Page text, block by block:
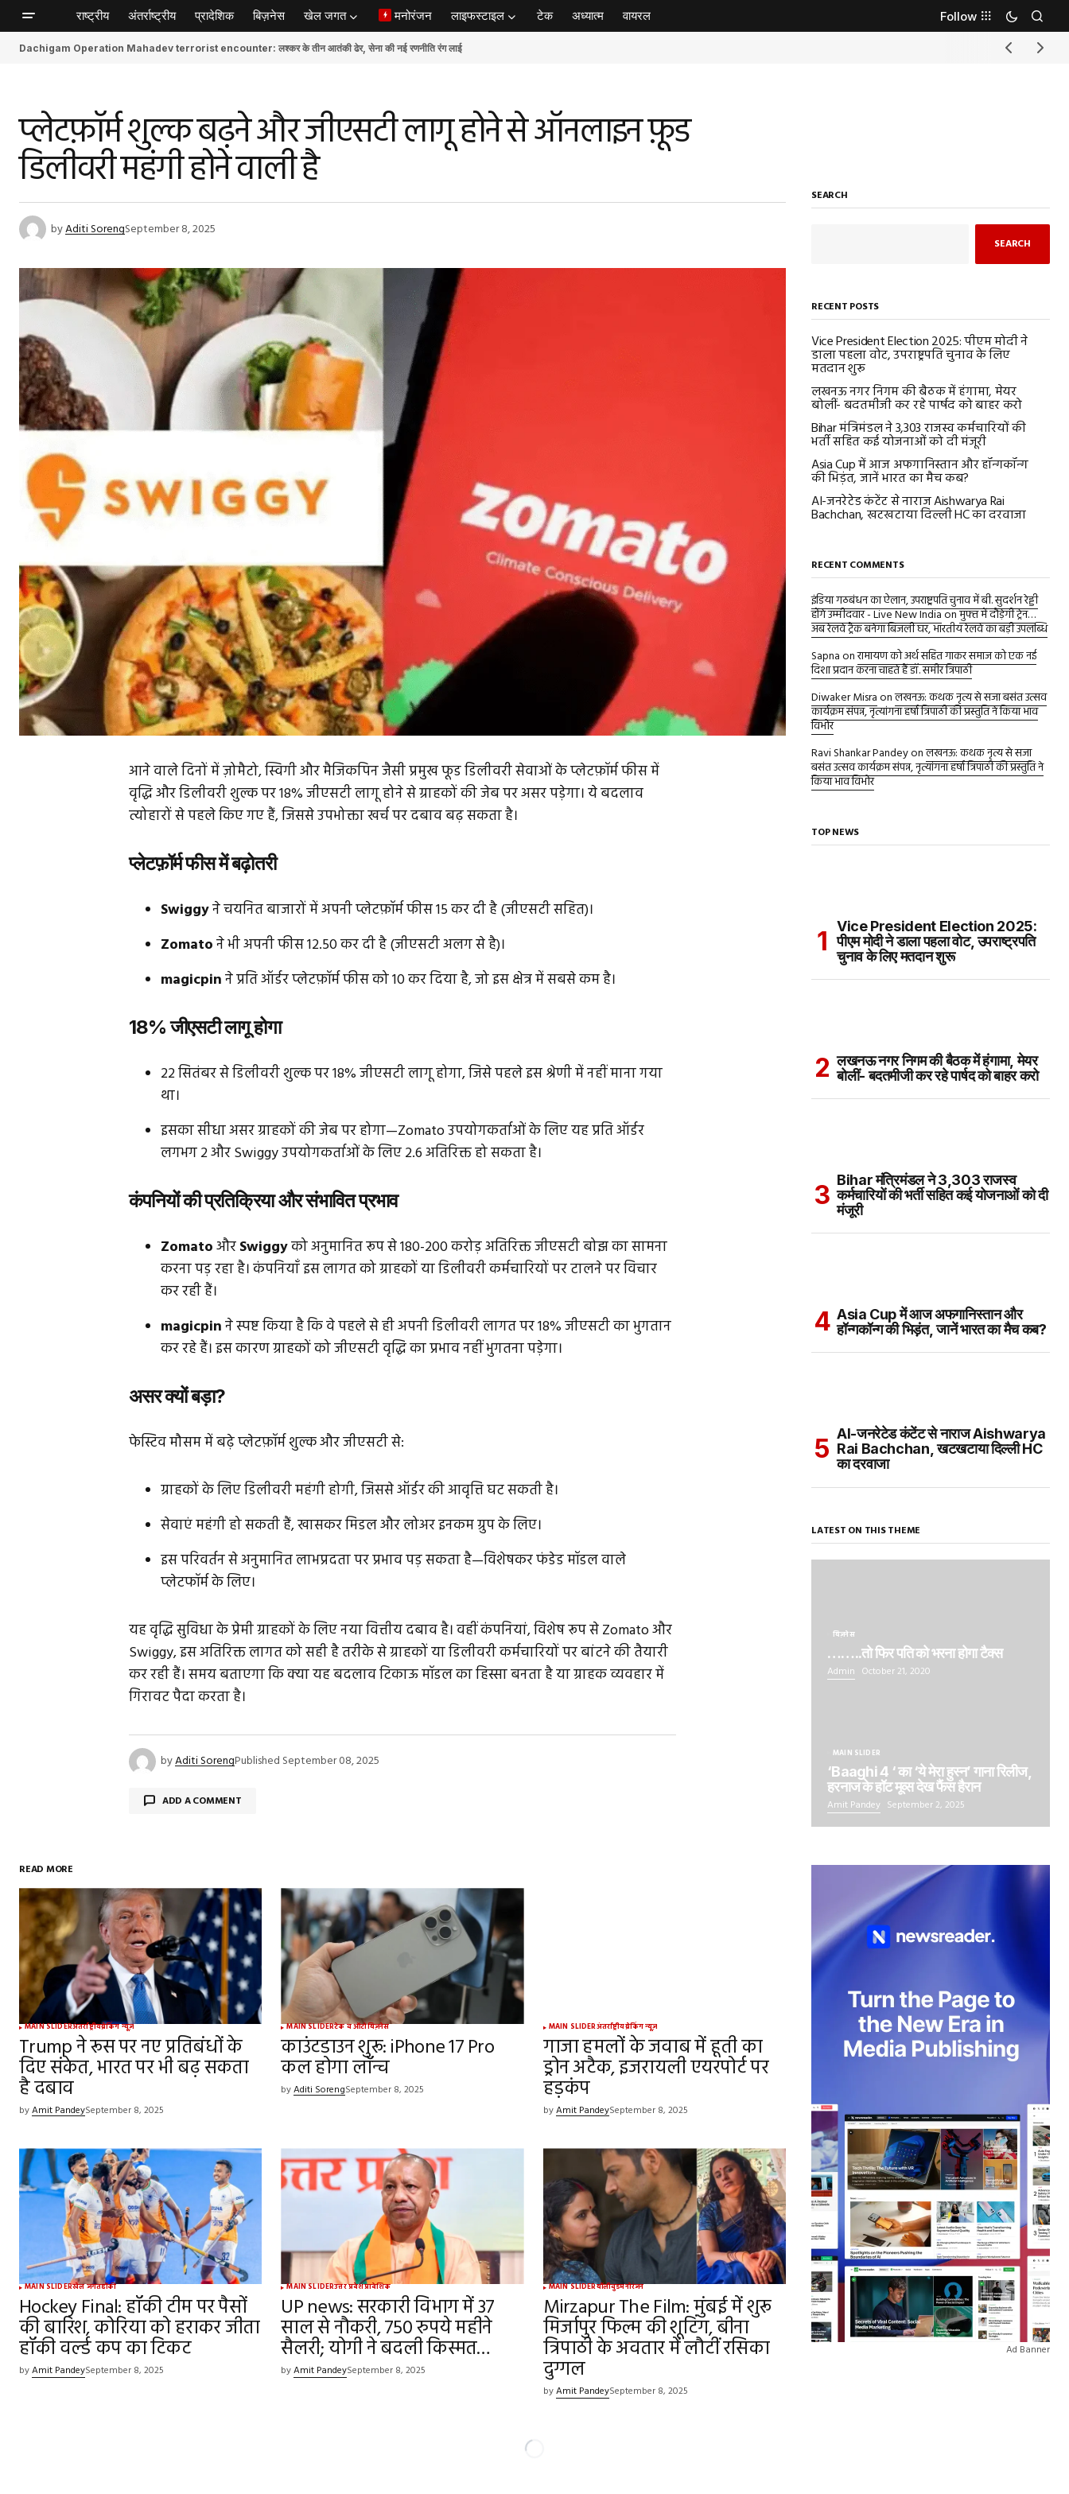
राष्ट्रीय अंतर्राष्ट्रीय प्रादेशिक बिज़नेस खेल जगत मनोरंजन लाइफस्टाइल टेक अध्यात्म वायरल Follow
Dachigam Operation Mahadev terrorist encounter: लश्कर के तीन आतंकी ढेर, सेना की नई रणनीति रंग लाई
प्लेटफ़ॉर्म शुल्क बढ़ने और जीएसटी लागू होने से ऑनलाइन फ़ूड
डिलीवरी महंगी होने वाली है
byAditi SorengSeptember 8, 2025
आने वाले दिनों में ज़ोमैटो, स्विगी और मैजिकपिन जैसी प्रमुख फूड डिलीवरी सेवाओं के प्लेटफ़ॉर्म फीस में
वृद्धि और डिलीवरी शुल्क पर 18% जीएसटी लागू होने से ग्राहकों की जेब पर असर पड़ेगा। ये बदलाव
त्योहारों से पहले किए गए हैं, जिससे उपभोक्ता खर्च पर दबाव बढ़ सकता है।
प्लेटफ़ॉर्म फीस में बढ़ोतरी
Swiggyने चयनित बाजारों में अपनी प्लेटफ़ॉर्म फीस ₹15 कर दी है (जीएसटी सहित)।
Zomatoने भी अपनी फीस ₹12.50 कर दी है (जीएसटी अलग से है)।
magicpinने प्रति ऑर्डर प्लेटफ़ॉर्म फीस को ₹10 कर दिया है, जो इस क्षेत्र में सबसे कम है।
18% जीएसटी लागू होगा
22 सितंबर से डिलीवरी शुल्क पर 18% जीएसटी लागू होगा, जिसे पहले इस श्रेणी में नहीं माना गया
था।
इसका सीधा असर ग्राहकों की जेब पर होगा—Zomato उपयोगकर्ताओं के लिए यह प्रति ऑर्डर
लगभग ₹2 और Swiggy उपयोगकर्ताओं के लिए ₹2.6 अतिरिक्त हो सकता है।
कंपनियों की प्रतिक्रिया और संभावित प्रभाव
ZomatoऔरSwiggyको अनुमानित रूप से ₹180-200 करोड़ अतिरिक्त जीएसटी बोझ का सामना
करना पड़ रहा है। कंपनियाँ इस लागत को ग्राहकों या डिलीवरी कर्मचारियों पर टालने पर विचार
कर रही हैं।
magicpinने स्पष्ट किया है कि वे पहले से ही अपनी डिलीवरी लागत पर 18% जीएसटी का भुगतान
कर रहे हैं। इस कारण ग्राहकों को जीएसटी वृद्धि का प्रभाव नहीं भुगतना पड़ेगा।
असर क्यों बड़ा?
फेस्टिव मौसम में बढ़े प्लेटफ़ॉर्म शुल्क और जीएसटी से:
ग्राहकों के लिए डिलीवरी महंगी होगी, जिससे ऑर्डर की आवृत्ति घट सकती है।
सेवाएं महंगी हो सकती हैं, खासकर मिडल और लोअर इनकम ग्रुप के लिए।
इस परिवर्तन से अनुमानित लाभप्रदता पर प्रभाव पड़ सकता है—विशेषकर फंडेड मॉडल वाले
प्लेटफॉर्म के लिए।
यह वृद्धि सुविधा के प्रेमी ग्राहकों के लिए नया वित्तीय दबाव है। वहीं कंपनियां, विशेष रूप से Zomato और
Swiggy, इस अतिरिक्त लागत को सही है तरीके से ग्राहकों या डिलीवरी कर्मचारियों पर बांटने की तैयारी
कर रही हैं। समय बताएगा कि क्या यह बदलाव टिकाऊ मॉडल का हिस्सा बनता है या ग्राहक व्यवहार में
गिरावट पैदा करता है।
byAditi SorengPublished September 08, 2025
ADD A COMMENT
Comment*
Your Name Your E-mail
Save my name, email, and website in
this browser for the next time I
READ MORE
MAIN SLIDERअंतर्राष्ट्रीयब्रेकिंग न्यूज़
Trump ने रूस पर नए प्रतिबंधों के
दिए संकेत, भारत पर भी बढ़ सकता
है दबाव
byAmit PandeySeptember 8, 2025
MAIN SLIDERटेक व ऑटोबिज़नेस
काउंटडाउन शुरू: iPhone 17 Pro
कल होगा लॉन्च
byAditi SorengSeptember 8, 2025
MAIN SLIDERअंतर्राष्ट्रीयब्रेकिंग न्यूज़
गाजा हमलों के जवाब में हूती का
ड्रोन अटैक, इजरायली एयरपोर्ट पर
हड़कंप
byAmit PandeySeptember 8, 2025
MAIN SLIDERखेल जगतहॉकी
Hockey Final: हॉकी टीम पर पैसों
की बारिश, कोरिया को हराकर जीता
हॉकी वर्ल्ड कप का टिकट
byAmit PandeySeptember 8, 2025
MAIN SLIDERउत्तर प्रदेशप्रादेशिक
UP news: सरकारी विभाग में 37
साल से नौकरी, 750 रुपये महीने
सैलरी; योगी ने बदली किस्मत…
byAmit PandeySeptember 8, 2025
MAIN SLIDERबॉलीवुडमनोरंजन
Mirzapur The Film: मुंबई में शुरू
मिर्जापुर फिल्म की शूटिंग, बीना
त्रिपाठी के अवतार में लौटीं रसिका
दुग्गल
byAmit PandeySeptember 8, 2025
SEARCH
SEARCH
RECENT POSTS
Vice President Election 2025: पीएम मोदी ने
डाला पहला वोट, उपराष्ट्रपति चुनाव के लिए
मतदान शुरू
लखनऊ नगर निगम की बैठक में हंगामा, मेयर
बोलीं- बदतमीजी कर रहे पार्षद को बाहर करो
Bihar मंत्रिमंडल ने 3,303 राजस्व कर्मचारियों की
भर्ती सहित कई योजनाओं को दी मंजूरी
Asia Cup में आज अफगानिस्तान और हॉन्गकॉन्ग
की भिड़ंत, जानें भारत का मैच कब?
AI-जनरेटेड कंटेंट से नाराज Aishwarya Rai
Bachchan, खटखटाया दिल्ली HC का दरवाजा
RECENT COMMENTS
इंडिया गठबंधन का ऐलान, उपराष्ट्रपति चुनाव में बी. सुदर्शन रेड्डी
होंगे उम्मीदवार - Live New Indiaonमुफ्त में दौड़ेगी ट्रेन…
अब रेलवे ट्रैक बनेगा बिजली घर, भारतीय रेलवे का बड़ी उपलब्धि
Sapnaonरामायण को अर्थ सहित गाकर समाज को एक नई
दिशा प्रदान करना चाहते हैं डॉ. समीर त्रिपाठी
Diwaker Misraonलखनऊ: कथक नृत्य से सजा बसंत उत्सव
कार्यक्रम संपन्न, नृत्यांगना हर्षा त्रिपाठी की प्रस्तुति ने किया भाव
विभोर
Ravi Shankar Pandeyonलखनऊ: कथक नृत्य से सजा
बसंत उत्सव कार्यक्रम संपन्न, नृत्यांगना हर्षा त्रिपाठी की प्रस्तुति ने
किया भाव विभोर
TOP NEWS
Vice President Election 2025:
पीएम मोदी ने डाला पहला वोट, उपराष्ट्रपति
चुनाव के लिए मतदान शुरू
लखनऊ नगर निगम की बैठक में हंगामा, मेयर
बोलीं- बदतमीजी कर रहे पार्षद को बाहर करो
Bihar मंत्रिमंडल ने 3,303 राजस्व
कर्मचारियों की भर्ती सहित कई योजनाओं को दी
मंजूरी
Asia Cup में आज अफगानिस्तान और
हॉन्गकॉन्ग की भिड़ंत, जानें भारत का मैच कब?
AI-जनरेटेड कंटेंट से नाराज Aishwarya
Rai Bachchan, खटखटाया दिल्ली HC
का दरवाजा
LATEST ON THIS THEME
बिज़नेस
……..तो फिर पति को भरना होगा टैक्स
Admin October 21, 2020
MAIN SLIDER
‘Baaghi 4 ‘ का ‘ये मेरा हुस्न’ गाना रिलीज,
हरनाज के हॉट मूव्स देख फैंस हैरान
Amit Pandey September 2, 2025
Ad Banner